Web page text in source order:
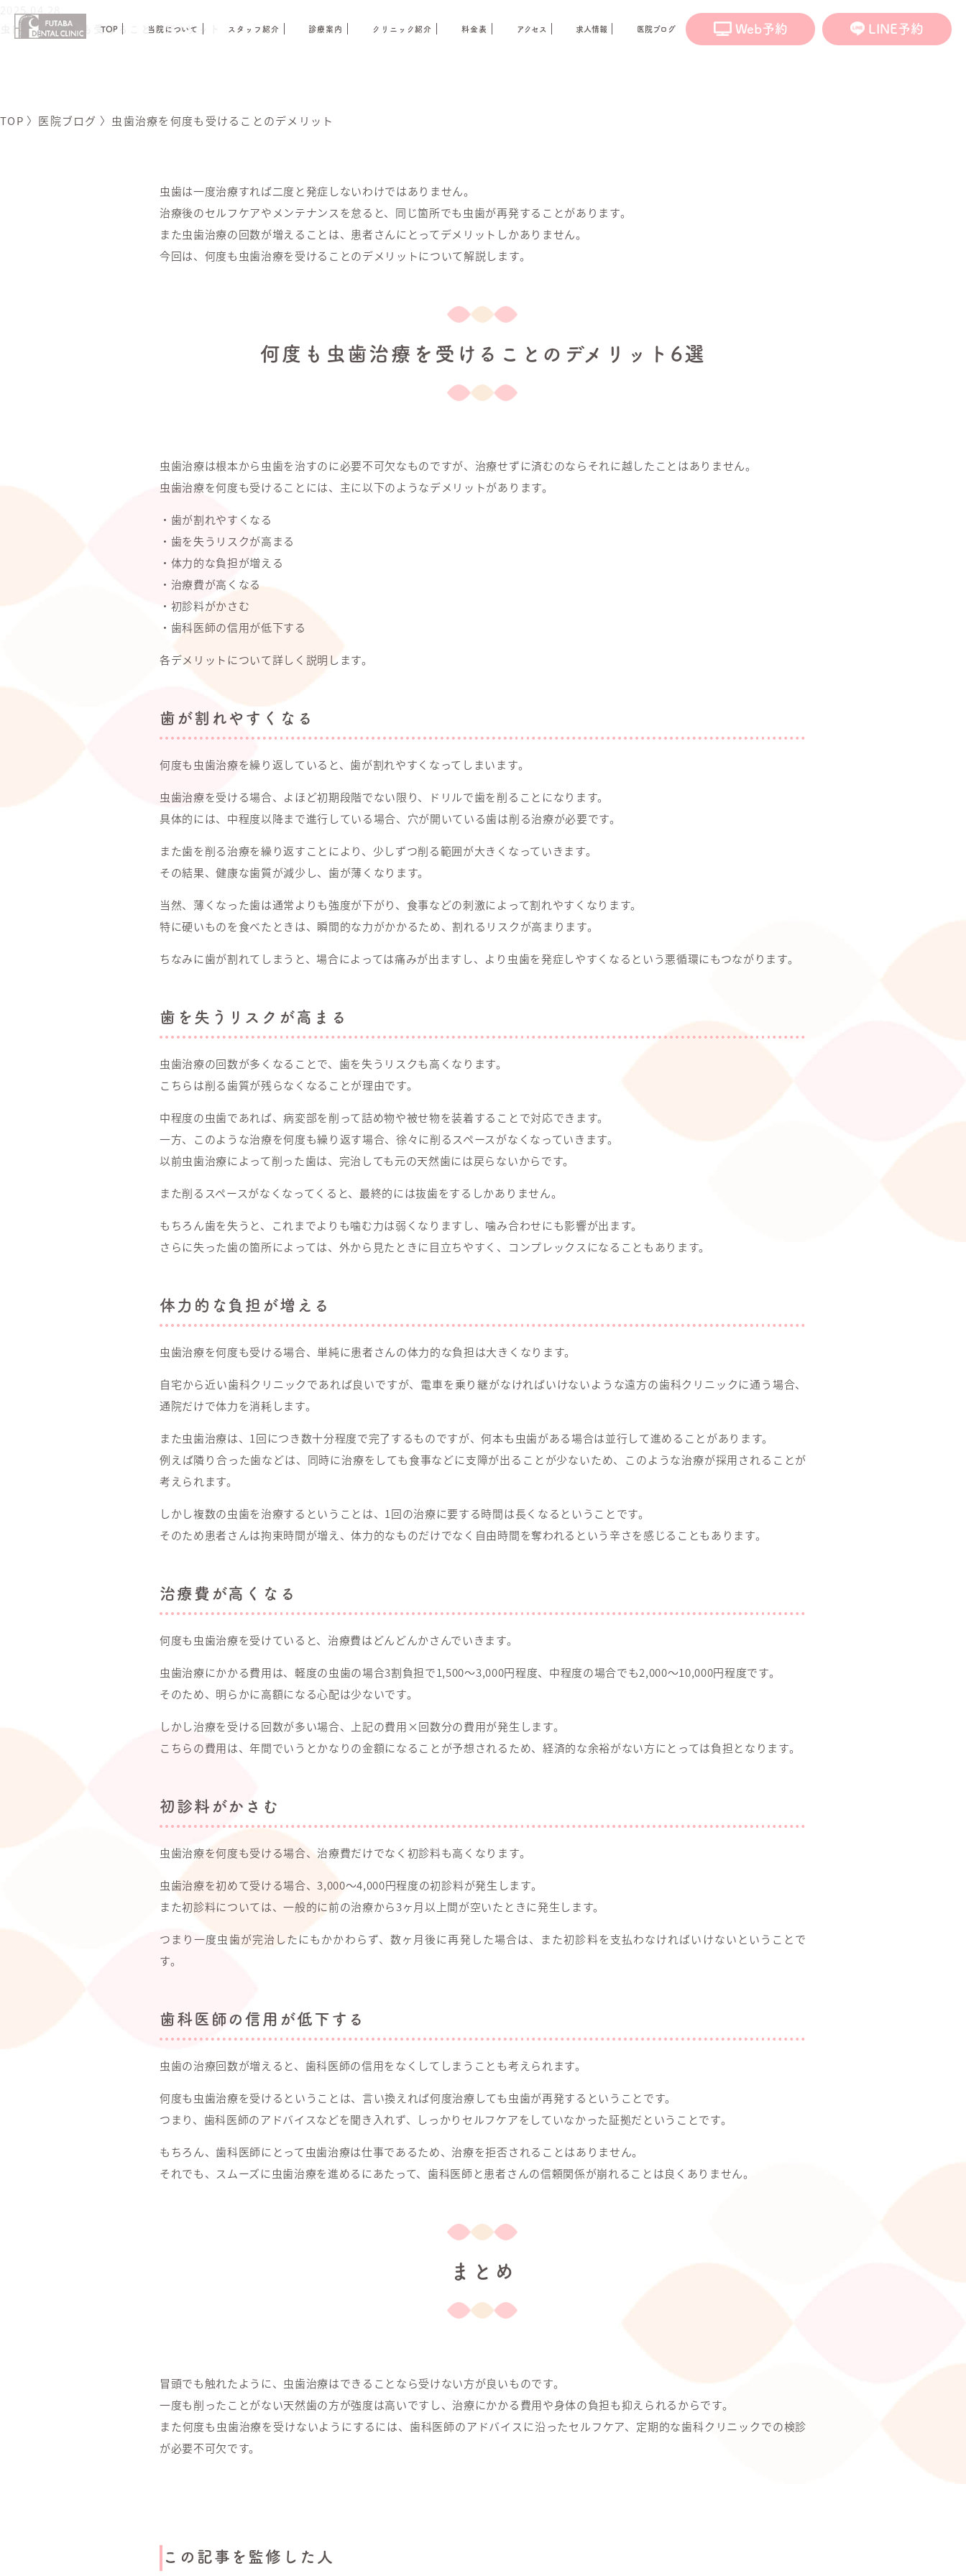
TOP 当院について スタッフ紹介 診療案内 クリニック紹介 料金表 アクセス 求人情報 医院ブログ Web予約 LINE予約
虫歯治療を何度も受けることのデメリット
TOP 〉 医院ブログ 〉 虫歯治療を何度も受けることのデメリット
虫歯は一度治療すれば二度と発症しないわけではありません。
治療後のセルフケアやメンテナンスを怠ると、同じ箇所でも虫歯が再発することがあります。
また虫歯治療の回数が増えることは、患者さんにとってデメリットしかありません。
今回は、何度も虫歯治療を受けることのデメリットについて解説します。
何度も虫歯治療を受けることのデメリット6選
虫歯治療は根本から虫歯を治すのに必要不可欠なものですが、治療せずに済むのならそれに越したことはありません。
虫歯治療を何度も受けることには、主に以下のようなデメリットがあります。
・歯が割れやすくなる
・歯を失うリスクが高まる
・体力的な負担が増える
・治療費が高くなる
・初診料がかさむ
・歯科医師の信用が低下する
各デメリットについて詳しく説明します。
歯が割れやすくなる
何度も虫歯治療を繰り返していると、歯が割れやすくなってしまいます。
虫歯治療を受ける場合、よほど初期段階でない限り、ドリルで歯を削ることになります。
具体的には、中程度以降まで進行している場合、穴が開いている歯は削る治療が必要です。
また歯を削る治療を繰り返すことにより、少しずつ削る範囲が大きくなっていきます。
その結果、健康な歯質が減少し、歯が薄くなります。
当然、薄くなった歯は通常よりも強度が下がり、食事などの刺激によって割れやすくなります。
特に硬いものを食べたときは、瞬間的な力がかかるため、割れるリスクが高まります。
ちなみに歯が割れてしまうと、場合によっては痛みが出ますし、より虫歯を発症しやすくなるという悪循環にもつながります。
歯を失うリスクが高まる
虫歯治療の回数が多くなることで、歯を失うリスクも高くなります。
こちらは削る歯質が残らなくなることが理由です。
中程度の虫歯であれば、病変部を削って詰め物や被せ物を装着することで対応できます。
一方、このような治療を何度も繰り返す場合、徐々に削るスペースがなくなっていきます。
以前虫歯治療によって削った歯は、完治しても元の天然歯には戻らないからです。
また削るスペースがなくなってくると、最終的には抜歯をするしかありません。
もちろん歯を失うと、これまでよりも噛む力は弱くなりますし、噛み合わせにも影響が出ます。
さらに失った歯の箇所によっては、外から見たときに目立ちやすく、コンプレックスになることもあります。
体力的な負担が増える
虫歯治療を何度も受ける場合、単純に患者さんの体力的な負担は大きくなります。
自宅から近い歯科クリニックであれば良いですが、電車を乗り継がなければいけないような遠方の歯科クリニックに通う場合、
通院だけで体力を消耗します。
また虫歯治療は、1回につき数十分程度で完了するものですが、何本も虫歯がある場合は並行して進めることがあります。
例えば隣り合った歯などは、同時に治療をしても食事などに支障が出ることが少ないため、このような治療が採用されることが
考えられます。
しかし複数の虫歯を治療するということは、1回の治療に要する時間は長くなるということです。
そのため患者さんは拘束時間が増え、体力的なものだけでなく自由時間を奪われるという辛さを感じることもあります。
治療費が高くなる
何度も虫歯治療を受けていると、治療費はどんどんかさんでいきます。
虫歯治療にかかる費用は、軽度の虫歯の場合3割負担で1,500～3,000円程度、中程度の場合でも2,000～10,000円程度です。
そのため、明らかに高額になる心配は少ないです。
しかし治療を受ける回数が多い場合、上記の費用×回数分の費用が発生します。
こちらの費用は、年間でいうとかなりの金額になることが予想されるため、経済的な余裕がない方にとっては負担となります。
初診料がかさむ
虫歯治療を何度も受ける場合、治療費だけでなく初診料も高くなります。
虫歯治療を初めて受ける場合、3,000～4,000円程度の初診料が発生します。
また初診料については、一般的に前の治療から3ヶ月以上間が空いたときに発生します。
つまり一度虫歯が完治したにもかかわらず、数ヶ月後に再発した場合は、また初診料を支払わなければいけないということで
す。
歯科医師の信用が低下する
虫歯の治療回数が増えると、歯科医師の信用をなくしてしまうことも考えられます。
何度も虫歯治療を受けるということは、言い換えれば何度治療しても虫歯が再発するということです。
つまり、歯科医師のアドバイスなどを聞き入れず、しっかりセルフケアをしていなかった証拠だということです。
もちろん、歯科医師にとって虫歯治療は仕事であるため、治療を拒否されることはありません。
それでも、スムーズに虫歯治療を進めるにあたって、歯科医師と患者さんの信頼関係が崩れることは良くありません。
まとめ
冒頭でも触れたように、虫歯治療はできることなら受けない方が良いものです。
一度も削ったことがない天然歯の方が強度は高いですし、治療にかかる費用や身体の負担も抑えられるからです。
また何度も虫歯治療を受けないようにするには、歯科医師のアドバイスに沿ったセルフケア、定期的な歯科クリニックでの検診
が必要不可欠です。
この記事を監修した人